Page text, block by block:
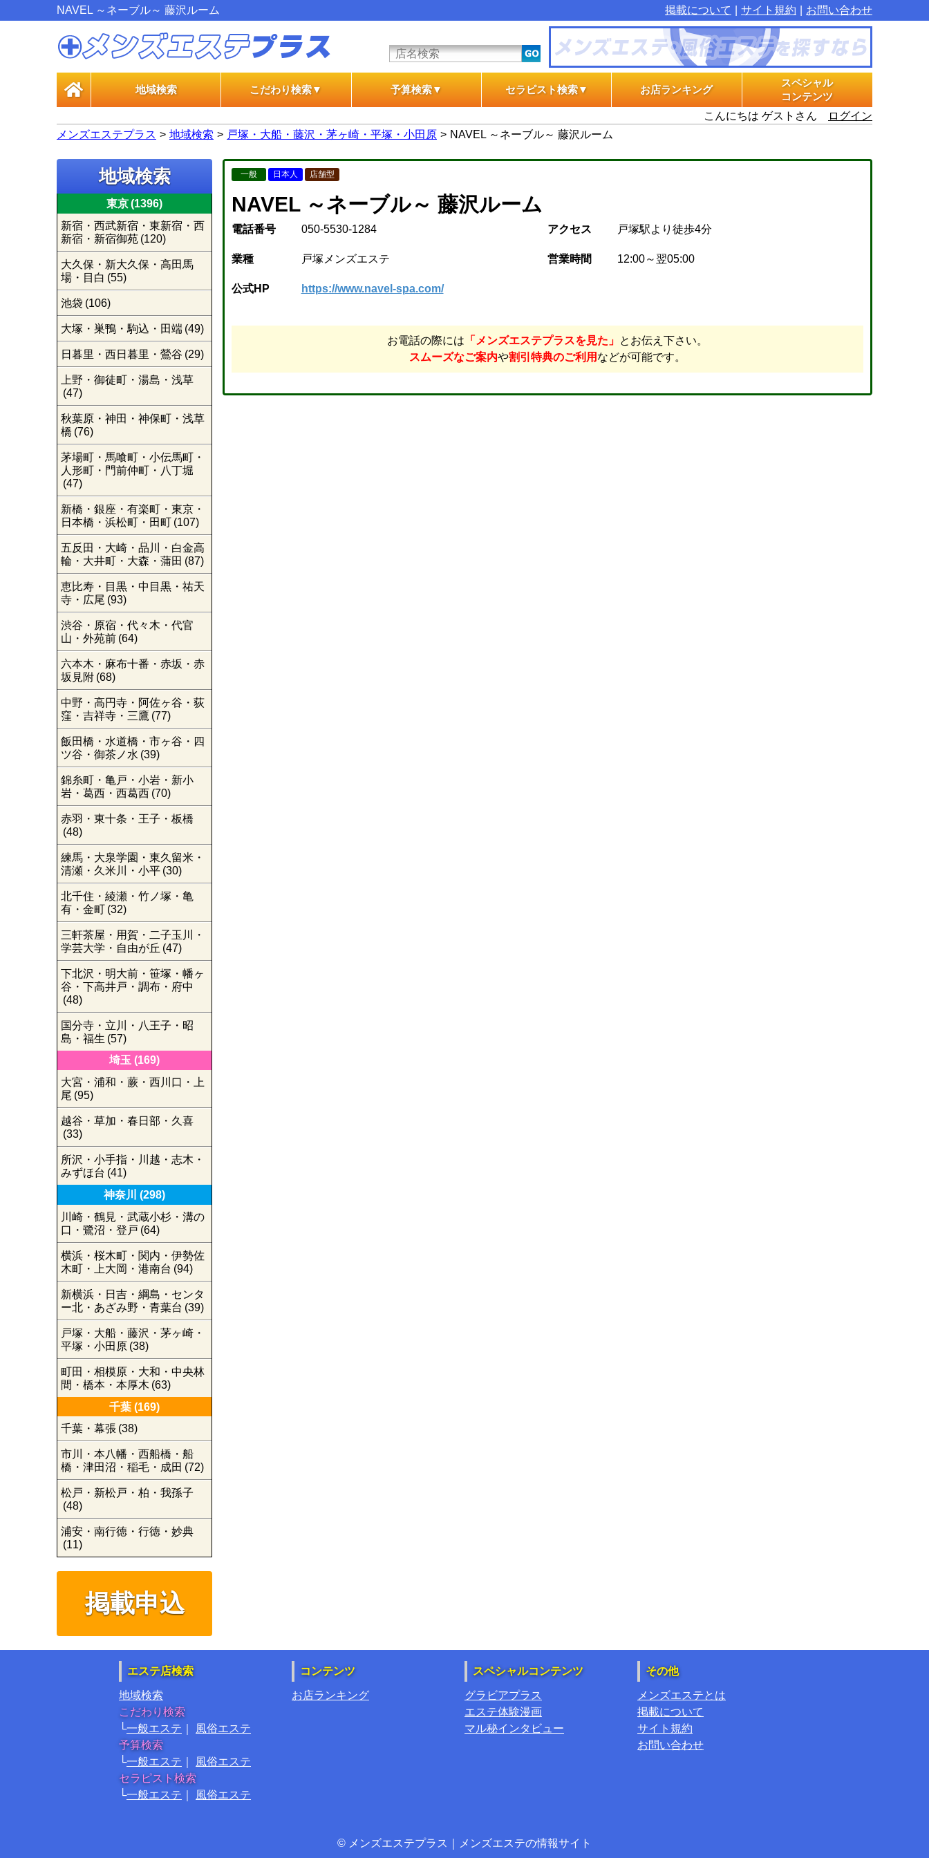
NAVEL ～ネーブル～ 藤沢ルーム 掲載について サイト規約 お問い合わせ
地域検索 こだわり検索▼
一般エステ
風俗エステ
予算検索▼
一般エステ
風俗エステ
セラピスト検索▼
一般エステ
風俗エステ
お店ランキング
スペシャル
コンテンツ
グラビアプラス
エステ体験漫画
マル秘インタビュー
こんにちは ゲストさん
ログイン
メンズエステプラス
地域検索 戸塚・大船・藤沢・茅ヶ崎・平塚・小田原 NAVEL ～ネーブル～ 藤沢ルーム
地域検索
東京(1396)
新宿・西武新宿・東新宿・西
新宿・新宿御苑 (120)
大久保・新大久保・高田馬
場・目白 (55)
池袋 (106)
大塚・巣鴨・駒込・田端 (49)
日暮里・西日暮里・鶯谷 (29)
上野・御徒町・湯島・浅草
(47)
秋葉原・神田・神保町・浅草
橋 (76)
茅場町・馬喰町・小伝馬町・
人形町・門前仲町・八丁堀
(47)
新橋・銀座・有楽町・東京・
日本橋・浜松町・田町 (107)
五反田・大崎・品川・白金高
輪・大井町・大森・蒲田 (87)
恵比寿・目黒・中目黒・祐天
寺・広尾 (93)
渋谷・原宿・代々木・代官
山・外苑前 (64)
六本木・麻布十番・赤坂・赤
坂見附 (68)
中野・高円寺・阿佐ヶ谷・荻
窪・吉祥寺・三鷹 (77)
飯田橋・水道橋・市ヶ谷・四
ツ谷・御茶ノ水 (39)
錦糸町・亀戸・小岩・新小
岩・葛西・西葛西 (70)
赤羽・東十条・王子・板橋
(48)
練馬・大泉学園・東久留米・
清瀬・久米川・小平 (30)
北千住・綾瀬・竹ノ塚・亀
有・金町 (32)
三軒茶屋・用賀・二子玉川・
学芸大学・自由が丘 (47)
下北沢・明大前・笹塚・幡ヶ
谷・下高井戸・調布・府中
(48)
国分寺・立川・八王子・昭
島・福生 (57)
埼玉 (169)
大宮・浦和・蕨・西川口・上
尾 (95)
越谷・草加・春日部・久喜
(33)
所沢・小手指・川越・志木・
みずほ台 (41)
神奈川
(298)
川崎・鶴見・武蔵小杉・溝の
口・鷺沼・登戸 (64)
横浜・桜木町・関内・伊勢佐
木町・上大岡・港南台 (94)
新横浜・日吉・綱島・センタ
ー北・あざみ野・青葉台 (39)
戸塚・大船・藤沢・茅ヶ崎・
平塚・小田原 (38)
町田・相模原・大和・中央林
間・橋本・本厚木 (63)
千葉 (169)
千葉・幕張 (38)
市川・本八幡・西船橋・船
橋・津田沼・稲毛・成田 (72)
松戸・新松戸・柏・我孫子
(48)
浦安・南行徳・行徳・妙典
(11)
掲載申込
一般 日本人 店舗型
NAVEL ～ネーブル～ 藤沢ルーム
電話番号 050-5530-1284 アクセス 戸塚駅より徒歩4分
業種 戸塚メンズエステ 営業時間 12:00～翌05:00
公式HP https://www.navel-spa.com/
お電話の際には 「メンズエステプラスを見た」 とお伝え下さい。
スムーズなご案内や割引特典のご利用 などが可能です。
エステ店検索
地域検索
こだわり検索
一般エステ
風俗エステ
予算検索
一般エステ
風俗エステ
セラピスト検索
一般エステ
風俗エステ
コンテンツ
お店ランキング
スペシャルコンテンツ
グラビアプラス
エステ体験漫画
マル秘インタビュー
その他
メンズエステとは
掲載について
サイト規約
お問い合わせ
© メンズエステプラス｜メンズエステの情報サイト